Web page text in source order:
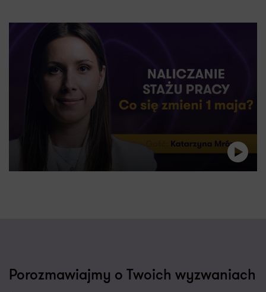
Porozmawiajmy o Twoich wyzwaniach